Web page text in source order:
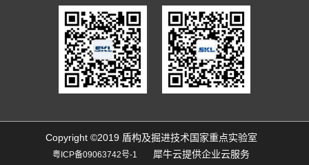
Copyright ©2019 盾构及掘进技术国家重点实验室
粤ICP备09063742号-1 犀牛云提供企业云服务